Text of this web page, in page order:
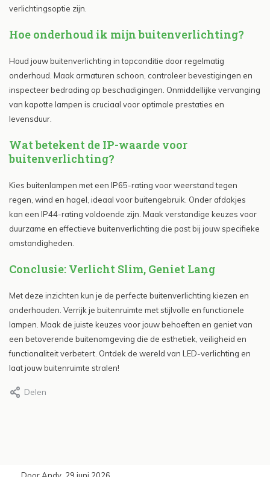
verlichtingsoptie zijn.
Hoe onderhoud ik mijn buitenverlichting?
Houd jouw buitenverlichting in topconditie door regelmatig
onderhoud. Maak armaturen schoon, controleer bevestigingen en
inspecteer bedrading op beschadigingen. Onmiddellijke vervanging
van kapotte lampen is cruciaal voor optimale prestaties en
levensduur.
Wat betekent de IP-waarde voor
buitenverlichting?
Kies buitenlampen met een IP65-rating voor weerstand tegen
regen, wind en hagel, ideaal voor buitengebruik. Onder afdakjes
kan een IP44-rating voldoende zijn. Maak verstandige keuzes voor
duurzame en effectieve buitenverlichting die past bij jouw specifieke
omstandigheden.
Conclusie: Verlicht Slim, Geniet Lang
Met deze inzichten kun je de perfecte buitenverlichting kiezen en
onderhouden. Verrijk je buitenruimte met stijlvolle en functionele
lampen. Maak de juiste keuzes voor jouw behoeften en geniet van
een betoverende buitenomgeving die de esthetiek, veiligheid en
functionaliteit verbetert. Ontdek de wereld van LED-verlichting en
laat jouw buitenruimte stralen!
Delen
Door Andy, 29 juni 2026